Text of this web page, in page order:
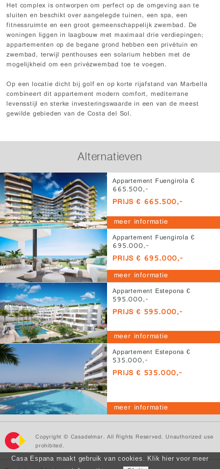
Het complex is ontworpen om perfect op de omgeving aan te
sluiten en beschikt over aangelegde tuinen, een spa, een
fitnessruimte en een groot gemeenschappelijk zwembad. De
woningen liggen in laagbouw met maximaal drie verdiepingen;
appartementen op de begane grond hebben een privétuin en
zwembad, terwijl penthouses een solarium hebben met de
mogelijkheid om een privézwembad toe te voegen.
Op een locatie dicht bij golf en op korte rijafstand van Marbella
combineert dit appartement modern comfort, mediterrane
levensstijl en sterke investeringswaarde in een van de meest
gewilde gebieden van de Costa del Sol.
Alternatieven
Appartement Fuengirola €
665.500,-
PRIJS € 665.500,-
meer informatie
Appartement Fuengirola €
695.000,-
PRIJS € 695.000,-
meer informatie
Appartement Estepona €
595.000,-
PRIJS € 595.000,-
meer informatie
Appartement Estepona €
535.000,-
PRIJS € 535.000,-
meer informatie
Copyright © Casadelmar. All Rights Reserved. Unauthorized use
prohibited.
Casa Espana maakt gebruik van cookies. Klik hier voor meer